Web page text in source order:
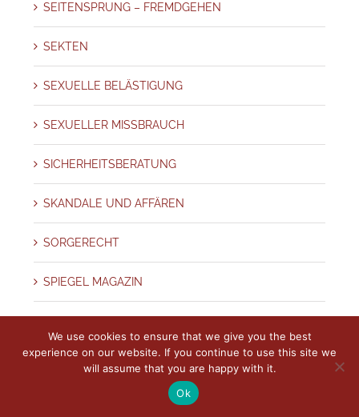
SEITENSPRUNG – FREMDGEHEN
SEKTEN
SEXUELLE BELÄSTIGUNG
SEXUELLER MISSBRAUCH
SICHERHEITSBERATUNG
SKANDALE UND AFFÄREN
SORGERECHT
SPIEGEL MAGAZIN
Stadt
We use cookies to ensure that we give you the best
experience on our website. If you continue to use this site we
will assume that you are happy with it.
Ok